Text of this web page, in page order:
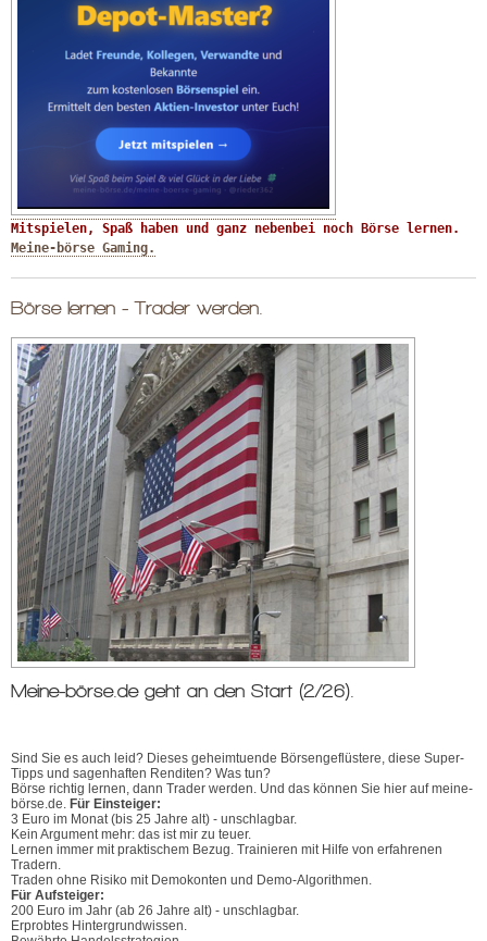
Meine-börse Gaming.
Börse lernen - Trader werden.
Meine-börse.de geht an den Start (2/26).
Sind Sie es auch leid? Dieses geheimtuende Börsengeflüstere, diese Super-
Tipps und sagenhaften Renditen? Was tun?
Börse richtig lernen, dann Trader werden. Und das können Sie hier auf meine-
börse.de. Für Einsteiger:
3 Euro im Monat (bis 25 Jahre alt) - unschlagbar.
Kein Argument mehr: das ist mir zu teuer.
Lernen immer mit praktischem Bezug. Trainieren mit Hilfe von erfahrenen
Tradern.
Traden ohne Risiko mit Demokonten und Demo-Algorithmen.
Für Aufsteiger:
200 Euro im Jahr (ab 26 Jahre alt) - unschlagbar.
Erprobtes Hintergrundwissen.